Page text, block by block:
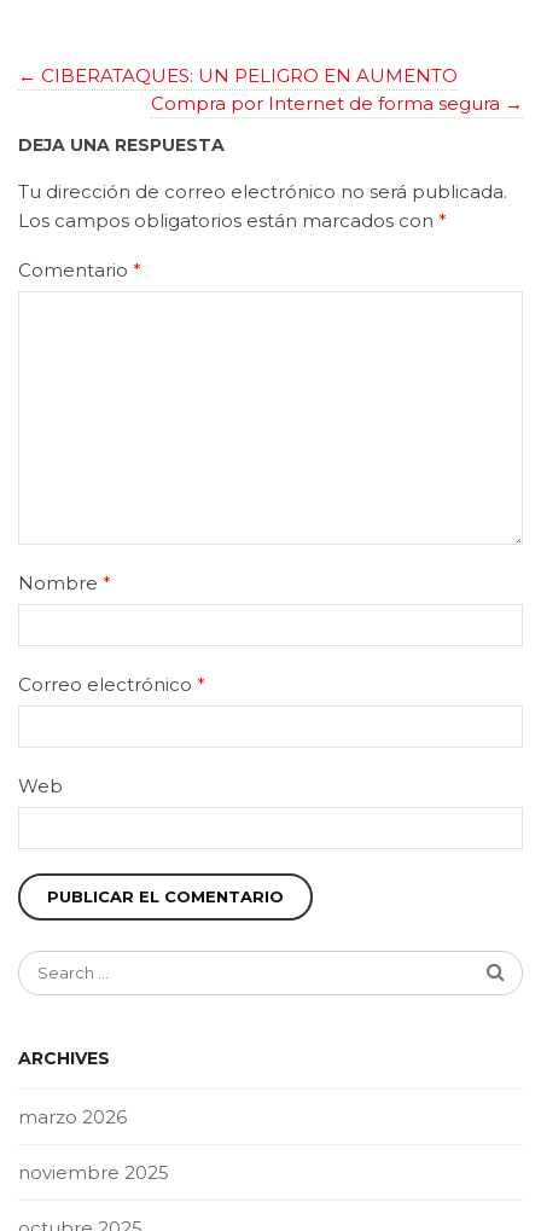
← CIBERATAQUES: UN PELIGRO EN AUMENTO
Compra por Internet de forma segura →
DEJA UNA RESPUESTA
Tu dirección de correo electrónico no será publicada.
Los campos obligatorios están marcados con *
Comentario *
Nombre *
Correo electrónico *
Web
ARCHIVES
marzo 2026
noviembre 2025